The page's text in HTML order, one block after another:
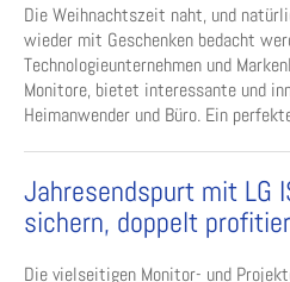
Die Weihnachtszeit naht, und
wieder mit Geschenken bedacht
Technologieunternehmen und
Monitore, bietet interessante und
Heimanwender und Büro. Ein
Jahresendspurt mit LG
sichern, doppelt
Die vielseitigen Monitor- und